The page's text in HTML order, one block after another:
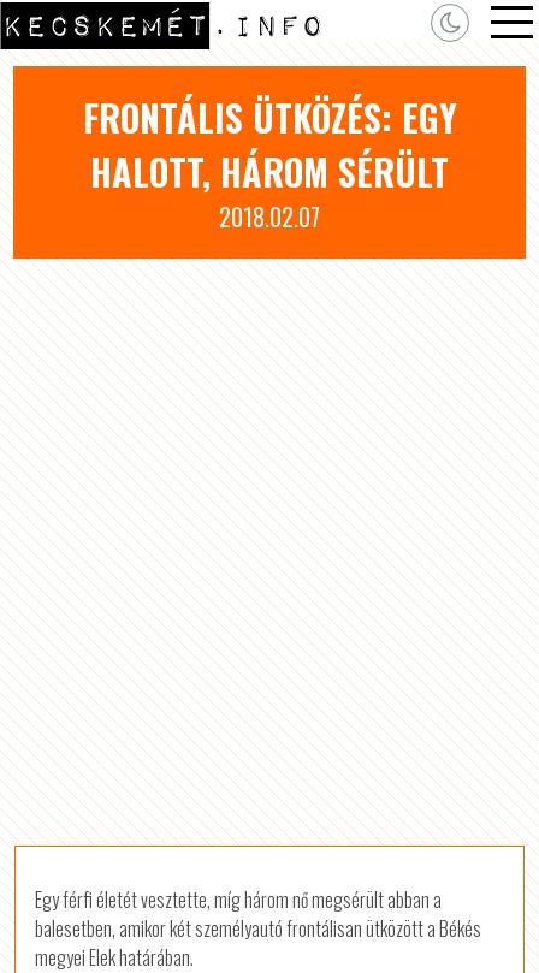
FRONTÁLIS ÜTKÖZÉS: EGY
HALOTT, HÁROM SÉRÜLT
2018.02.07
Egy férfi életét vesztette, míg három nő megsérült abban a
balesetben, amikor két személyautó frontálisan ütközött a Békés
megyei Elek határában.